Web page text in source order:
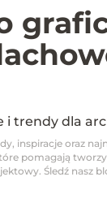
i trendy dla
inspiracje oraz
pomagają
Śledź nasz